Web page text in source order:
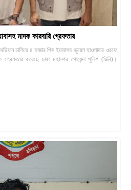
মাদক কারবারি গ্রেফতার
চালিয়ে ৪ হাজার পিস ইয়াবাসহ জুয়েল হাওলাদার ওরফে
করেছে ঢাকা মহানগর গোয়েন্দা পুলিশ (ডিবি)।